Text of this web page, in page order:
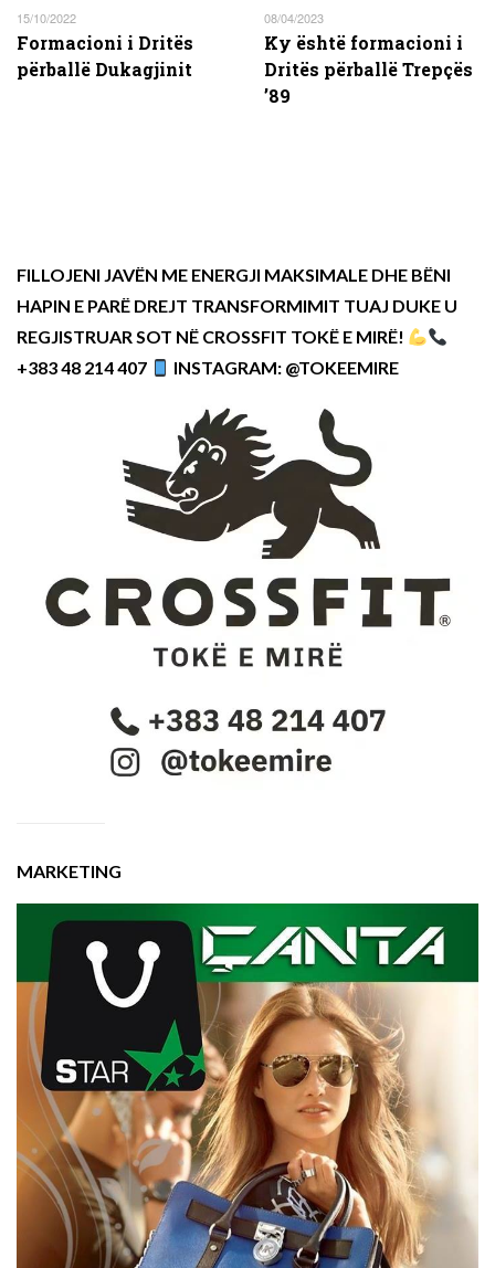
15/10/2022
Formacioni i Dritës
përballë Dukagjinit
08/04/2023
Ky është formacioni i
Dritës përballë Trepçës
’89
FILLOJENI JAVËN ME ENERGJI MAKSIMALE DHE BËNI
HAPIN E PARË DREJT TRANSFORMIMIT TUAJ DUKE U
REGJISTRUAR SOT NË CROSSFIT TOKË E MIRË!
+383 48 214 407
INSTAGRAM: @TOKEEMIRE
MARKETING